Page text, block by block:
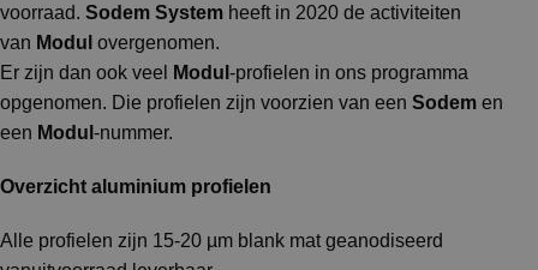
voorraad. Sodem System heeft in 2020 de activiteiten
van Modul overgenomen.
Er zijn dan ook veel
Modul -profielen in ons programma
opgenomen. Die profielen zijn voorzien van een Sodem en
een Modul -nummer.
Overzicht aluminium profielen
Alle profielen zijn 15-20 µm blank mat geanodiseerd